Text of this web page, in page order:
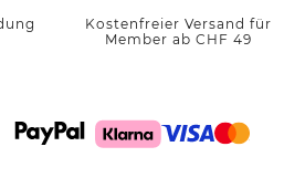
Kostenfreier Versand für
Member ab CHF 49